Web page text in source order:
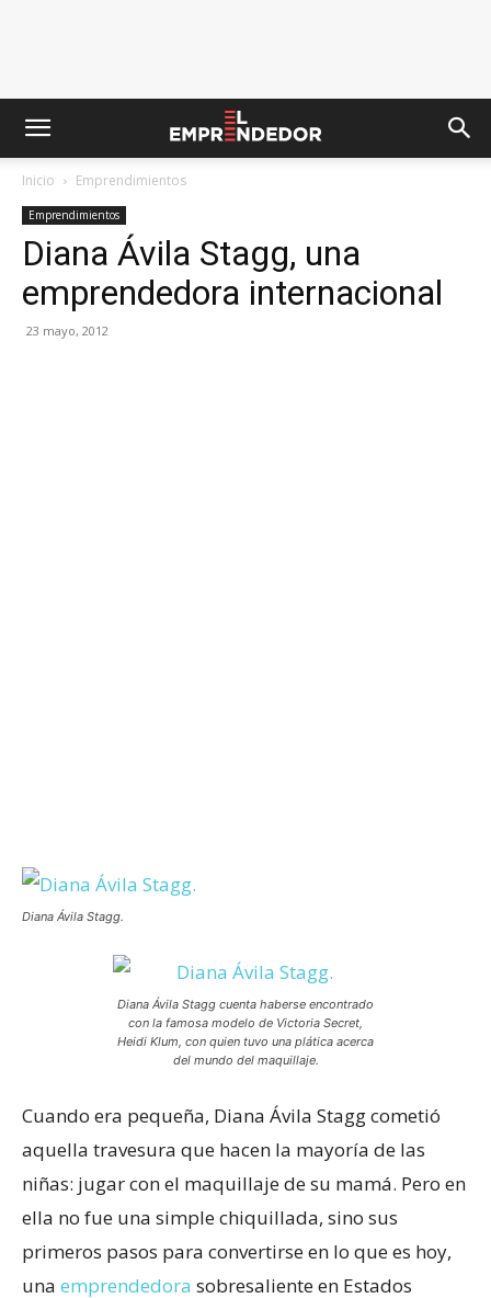
Inicio Emprendimientos
Emprendimientos
Diana Ávila Stagg, una
emprendedora internacional
23 mayo, 2012
Diana Ávila Stagg.
Diana Ávila Stagg cuenta haberse encontrado
con la famosa modelo de Victoria Secret,
Heidi Klum, con quien tuvo una plática acerca
del mundo del maquillaje.
Cuando era pequeña, Diana Ávila Stagg cometió
aquella travesura que hacen la mayoría de las
niñas: jugar con el maquillaje de su mamá. Pero en
ella no fue una simple chiquillada, sino sus
primeros pasos para convertirse en lo que es hoy,
una emprendedora sobresaliente en Estados